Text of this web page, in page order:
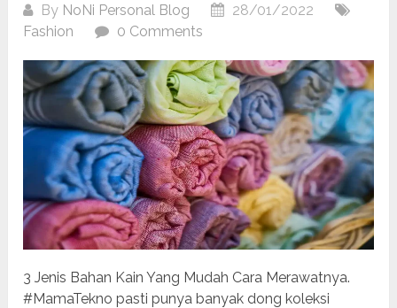
By NoNi Personal Blog
28/01/2022
Fashion
0 Comments
3 Jenis Bahan Kain Yang Mudah Cara Merawatnya.
#MamaTekno pasti punya banyak dong koleksi